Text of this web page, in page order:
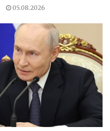
05.08.2026